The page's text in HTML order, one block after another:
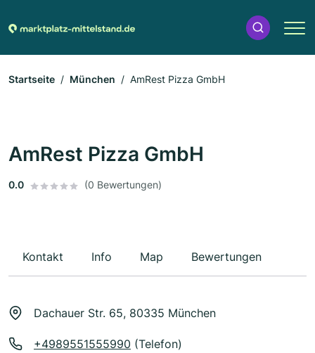
Startseite München AmRest Pizza GmbH
AmRest Pizza GmbH
0.0 (0 Bewertungen)
Kontakt Info Map Bewertungen
Dachauer Str. 65, 80335 München
+4989551555990 (Telefon)